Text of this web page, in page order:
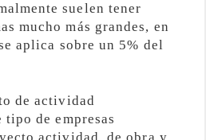
suelen tener
mucho más grandes, en
aplica sobre un 5% del
de actividad
de empresas